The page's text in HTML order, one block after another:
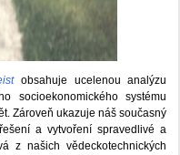
obsahuje ucelenou analýzu
socioekonomického systému
Zároveň ukazuje náš současný
a vytvoření spravedlivé a
z našich vědeckotechnických